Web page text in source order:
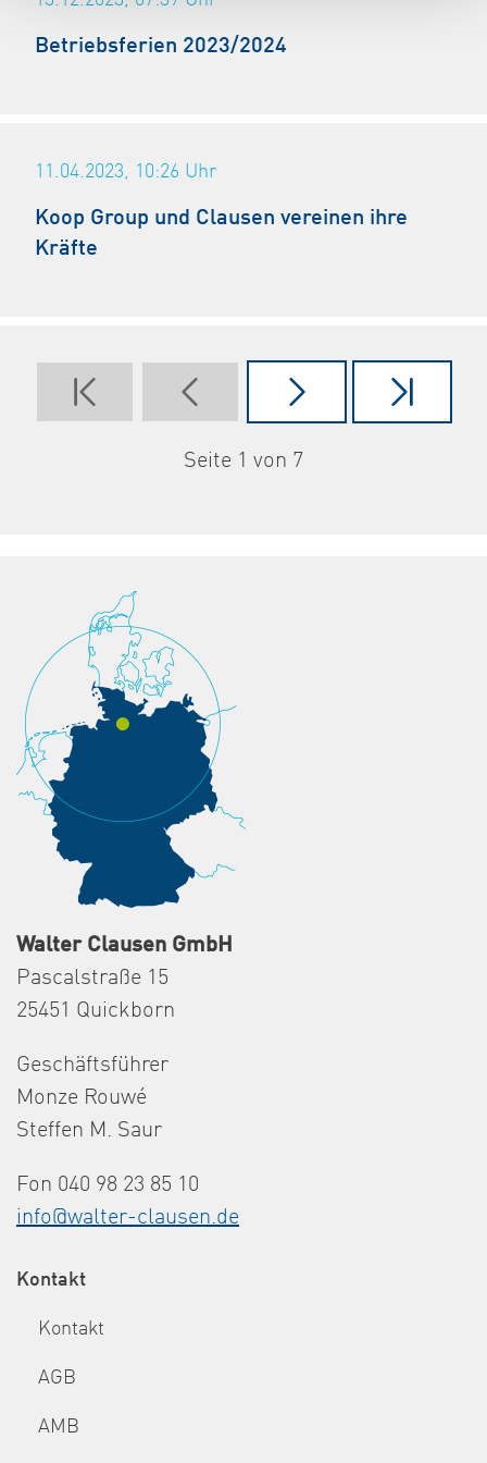
Betriebsferien 2023/2024
11.04.2023, 10:26 Uhr
Koop Group und Clausen vereinen ihre
Kräfte
Seite 1 von 7
Walter Clausen GmbH
Pascalstraße 15
25451 Quickborn
Geschäftsführer
Monze Rouwé
Steffen M. Saur
Fon 040 98 23 85 10
info@walter-clausen.de
Kontakt
Kontakt
AGB
AMB